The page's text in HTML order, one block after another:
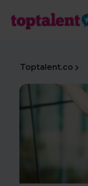
Toptalent.co